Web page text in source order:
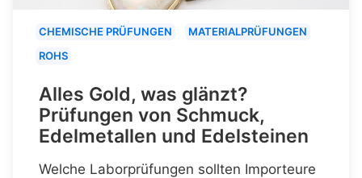
CHEMISCHE PRÜFUNGEN
MATERIALPRÜFUNGEN
ROHS
Alles Gold, was glänzt?
Prüfungen von Schmuck,
Edelmetallen und Edelsteinen
Welche Laborprüfungen sollten Importeure